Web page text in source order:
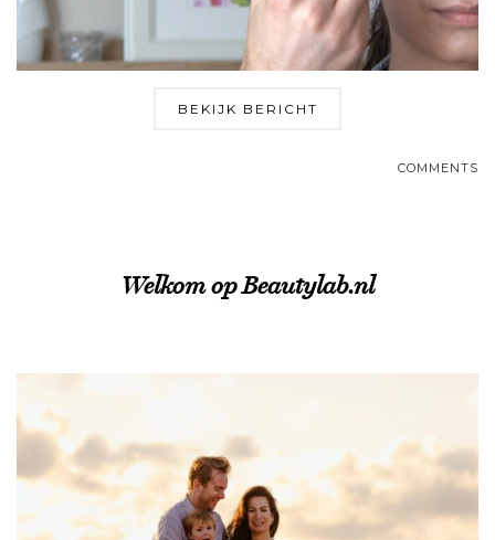
BEKIJK BERICHT
COMMENTS
Welkom op Beautylab.nl